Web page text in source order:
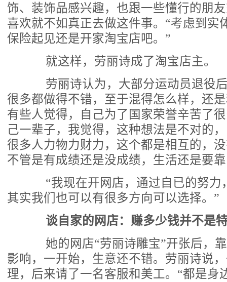
饰、装饰品感兴趣，也跟一些懂行的朋
喜欢就不如真正去做这件事。“考虑到实
保险起见还是开家淘宝店吧。”
就这样，劳丽诗成了淘宝店主。
劳丽诗认为，大部分运动员退役后
很多都做得不错，至于混得怎么样，还
有些人觉得，自己为了国家荣誉辛苦了
己一辈子，我觉得，这种想法是不对的
很多人力物力财力，这个都是相互的，
不管是有成绩还是没成绩，生活还是要
“我现在开网店，通过自已的努力
其实我们也可以有很多方向可以选择。”
谈自家的网店：赚多少钱并不是
她的网店“劳丽诗雕宝”开张后，靠
影响，一开始，生意还不错。劳丽诗说
理，后来请了一名客服和美工。“都是身